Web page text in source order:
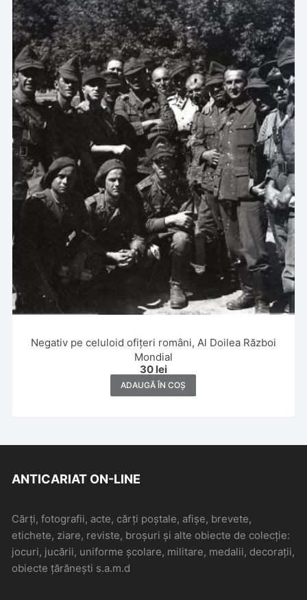
Negativ pe celuloid ofițeri români, Al Doilea Război
Mondial
30 lei
ADAUGĂ ÎN COȘ
ANTICARIAT ON-LINE
Cărți, fotografii, acte, cărți poștale, afișe, brevete,
etichete, ziare, reviste, broșuri și alte obiecte de colecție:
jocuri, jucării, uniforme școlare, militare, medalii, decorații,
obiecte țărănești s.a.m.d